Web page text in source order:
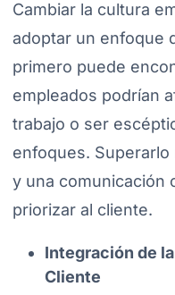
Cambiar la cultura
adoptar un enfoque
primero puede
empleados podrían
trabajo o ser
enfoques.
y una comunicación
priorizar al cliente.
Integración de
Cliente